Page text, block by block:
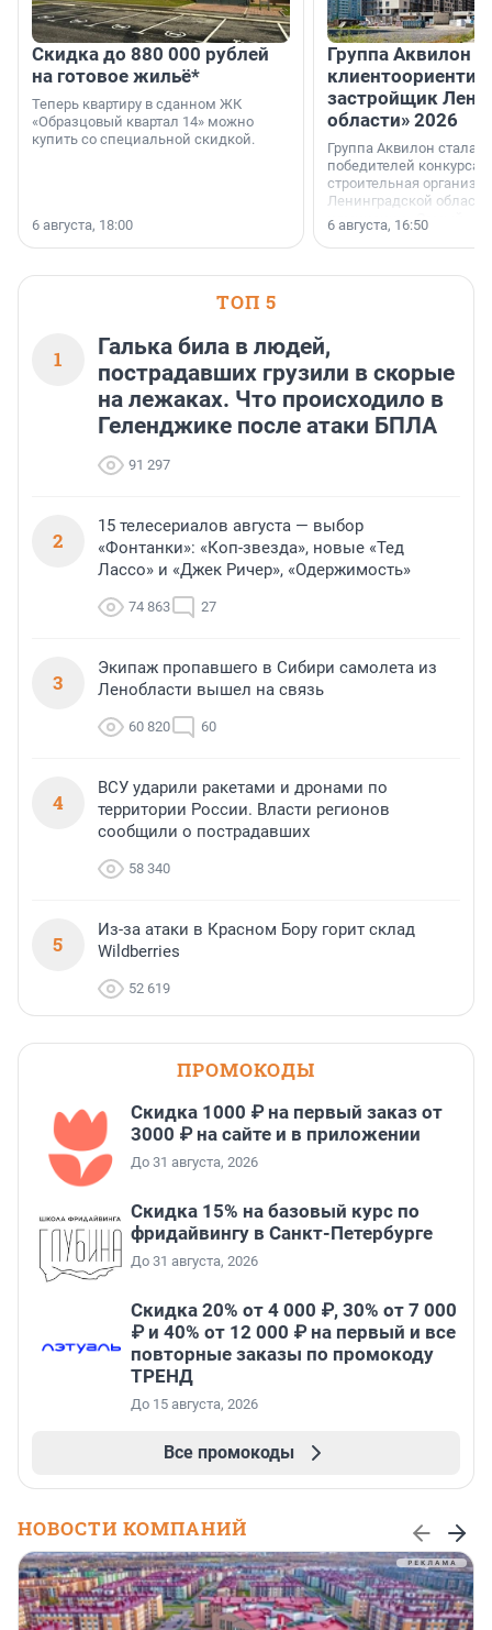
Скидка до 880 000 рублей
на готовое жильё*
Теперь квартиру в сданном ЖК
«Образцовый квартал 14» можно
купить со специальной скидкой.
6 августа, 18:00
Группа Аквилон
застройщик
области» 2026
Группа Аквилон стала
победителей конкурса
строительная
Ленинградской области
номинации «Самый
застройщик
6 августа, 16:50
ТОП 5
1
Галька била в людей,
пострадавших грузили в скорые
на лежаках. Что происходило в
Геленджике после атаки БПЛА
91 297
2
15 телесериалов августа — выбор
«Фонтанки»: «Коп-звезда», новые «Тед
Лассо» и «Джек Ричер», «Одержимость»
74 863 27
3
Экипаж пропавшего в Сибири самолета из
Ленобласти вышел на связь
60 820 60
4
ВСУ ударили ракетами и дронами по
территории России. Власти регионов
сообщили о пострадавших
58 340
5
Из-за атаки в Красном Бору горит склад
Wildberries
52 619
ПРОМОКОДЫ
Скидка 1000 ₽ на первый заказ от
3000 ₽ на сайте и в приложении
До 31 августа, 2026
Скидка 15% на базовый курс по
фридайвингу в Санкт-Петербурге
До 31 августа, 2026
Скидка 20% от 4 000 ₽, 30% от 7 000
₽ и 40% от 12 000 ₽ на первый и все
повторные заказы по промокоду
ТРЕНД
До 15 августа, 2026
Все промокоды
НОВОСТИ КОМПАНИЙ